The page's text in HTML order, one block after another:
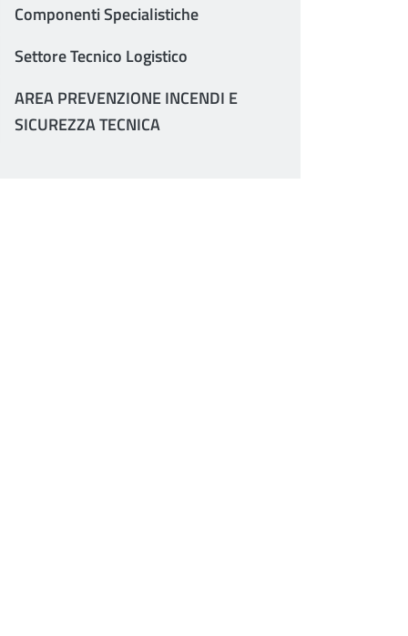
Componenti Specialistiche
Settore Tecnico Logistico
AREA PREVENZIONE INCENDI E
SICUREZZA TECNICA